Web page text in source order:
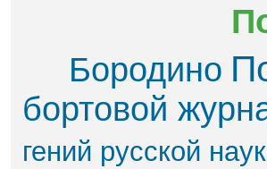
Бородино
бортовой
гений русской